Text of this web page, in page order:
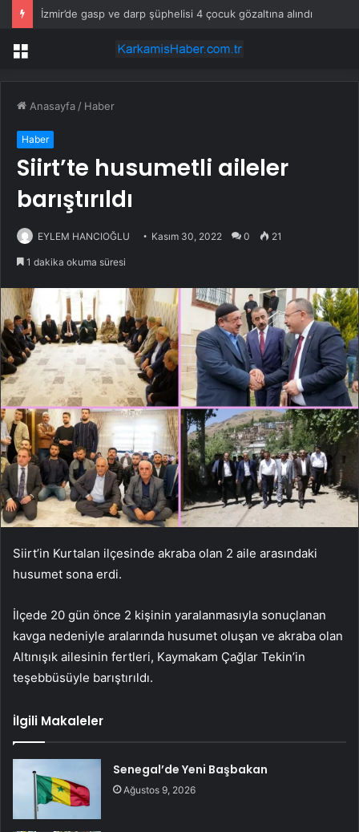
İzmir’de gasp ve darp şüphelisi 4 çocuk gözaltına alındı
Menü
Anasayfa / Haber
Haber
Siirt’te husumetli aileler
barıştırıldı
EYLEM HANCIOĞLU Kasım 30, 2022 0 21
1 dakika okuma süresi
Siirt’in Kurtalan ilçesinde akraba olan 2 aile arasındaki
husumet sona erdi.
İlçede 20 gün önce 2 kişinin yaralanmasıyla sonuçlanan
kavga nedeniyle aralarında husumet oluşan ve akraba olan
Altınışık ailesinin fertleri, Kaymakam Çağlar Tekin’in
teşebbüsüyle barıştırıldı.
İlgili Makaleler
Senegal’de Yeni Başbakan
Ağustos 9, 2026